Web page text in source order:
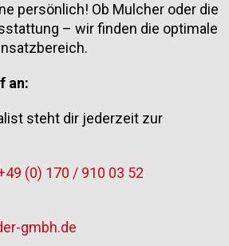
persönlich! Ob Mulcher oder die
– wir finden die optimale
an:
steht dir jederzeit zur
(0) 170 / 910 03 52
gmbh.de